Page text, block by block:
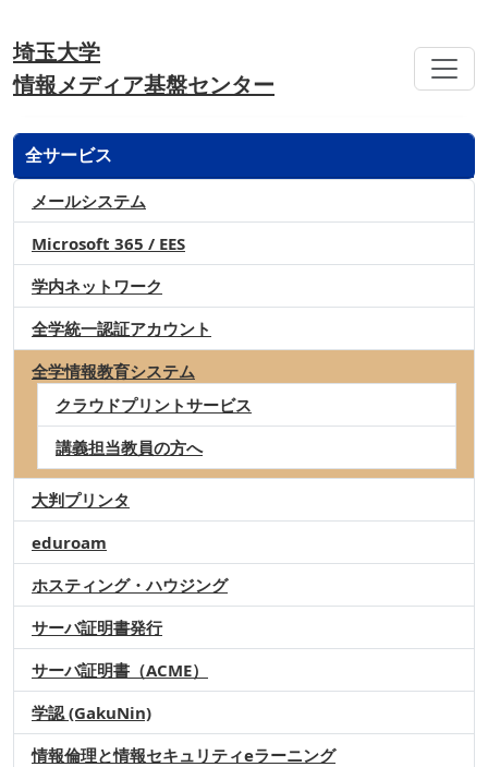
埼玉大学
情報メディア基盤センター
全サービス
メールシステム
Microsoft 365 / EES
学内ネットワーク
全学統一認証アカウント
全学情報教育システム
クラウドプリントサービス
講義担当教員の方へ
大判プリンタ
eduroam
ホスティング・ハウジング
サーバ証明書発行
サーバ証明書（ACME）
学認 (GakuNin)
情報倫理と情報セキュリティeラーニング